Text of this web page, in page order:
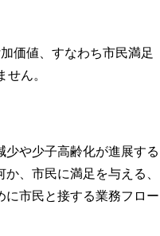
価値、すなわち市民満足
ん。
や少子高齢化が進展する
、市民に満足を与える、
市民と接する業務フロー